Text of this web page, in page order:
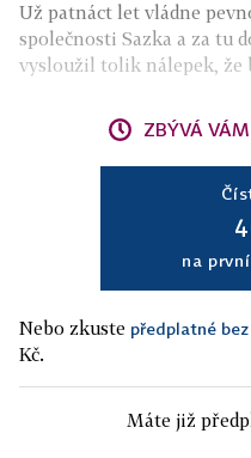
Už patnáct let vládne
společnosti Sazka a za tu
vysloužil tolik nálepek, že
ZBÝVÁ
na
Nebo zkuste předplatné
Kč.
Máte již